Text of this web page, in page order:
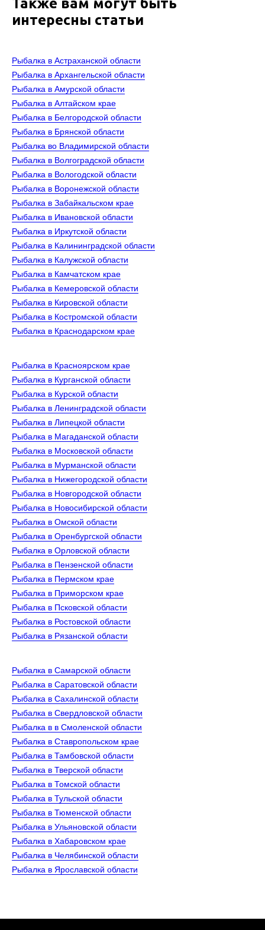
Также вам могут быть
интересны статьи
Рыбалка в Астраханской области
Рыбалка в Архангельской области
Рыбалка в Амурской области
Рыбалка в Алтайском крае
Рыбалка в Белгородской области
Рыбалка в Брянской области
Рыбалка во Владимирской области
Рыбалка в Волгоградской области
Рыбалка в Вологодской области
Рыбалка в Воронежской области
Рыбалка в Забайкальском крае
Рыбалка в Ивановской области
Рыбалка в Иркутской области
Рыбалка в Калининградской области
Рыбалка в Калужской области
Рыбалка в Камчатском крае
Рыбалка в Кемеровской области
Рыбалка в Кировской области
Рыбалка в Костромской области
Рыбалка в Краснодарском крае
Рыбалка в Красноярском крае
Рыбалка в Курганской области
Рыбалка в Курской области
Рыбалка в Ленинградской области
Рыбалка в Липецкой области
Рыбалка в Магаданской области
Рыбалка в Московской области
Рыбалка в Мурманской области
Рыбалка в Нижегородской области
Рыбалка в Новгородской области
Рыбалка в Новосибирской области
Рыбалка в Омской области
Рыбалка в Оренбургской области
Рыбалка в Орловской области
Рыбалка в Пензенской области
Рыбалка в Пермском крае
Рыбалка в Приморском крае
Рыбалка в Псковской области
Рыбалка в Ростовской области
Рыбалка в Рязанской области
Рыбалка в Самарской области
Рыбалка в Саратовской области
Рыбалка в Сахалинской области
Рыбалка в Свердловской области
Рыбалка в в Смоленской области
Рыбалка в Ставропольском крае
Рыбалка в Тамбовской области
Рыбалка в Тверской области
Рыбалка в Томской области
Рыбалка в Тульской области
Рыбалка в Тюменской области
Рыбалка в Ульяновской области
Рыбалка в Хабаровском крае
Рыбалка в Челябинской области
Рыбалка в Ярославской области